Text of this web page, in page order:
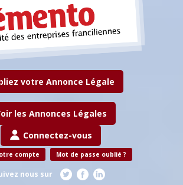
votre Annonce Légale
les Annonces Légales
Connectez-vous
compte Mot de passe oublié ?
nous sur